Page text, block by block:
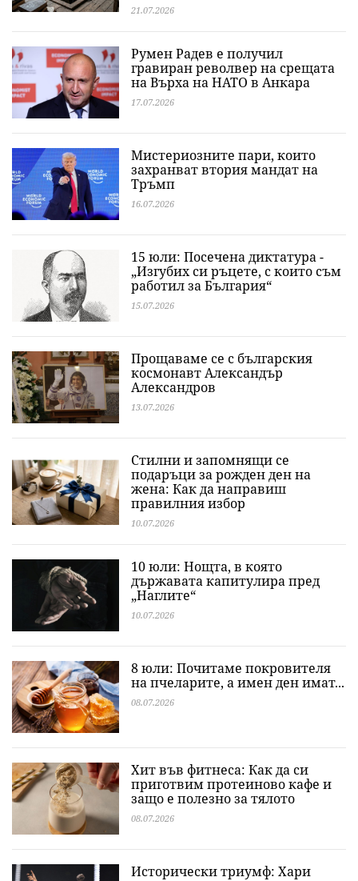
21.07.2026
Румен Радев е получил
гравиран револвер на срещата
на Върха на НАТО в Анкара
17.07.2026
Мистериозните пари, които
захранват втория мандат на
Тръмп
16.07.2026
15 юли: Посечена диктатура -
„Изгубих си ръцете, с които съм
работил за България“
15.07.2026
Прощаваме се с българския
космонавт Александър
Александров
13.07.2026
Стилни и запомнящи се
подаръци за рожден ден на
жена: Как да направиш
правилния избор
10.07.2026
10 юли: Нощта, в която
държавата капитулира пред
„Наглите“
10.07.2026
8 юли: Почитаме покровителя
на пчеларите, а имен ден имат...
08.07.2026
Хит във фитнеса: Как да си
приготвим протеиново кафе и
защо е полезно за тялото
08.07.2026
Исторически триумф: Хари